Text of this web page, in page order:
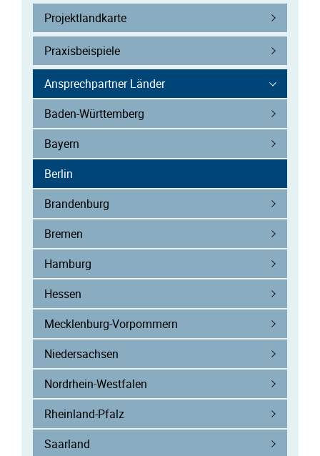
Projektlandkarte
Praxisbeispiele
Ansprechpartner Länder
Baden-Württemberg
Bayern
Berlin
Brandenburg
Bremen
Hamburg
Hessen
Mecklenburg-Vorpommern
Niedersachsen
Nordrhein-Westfalen
Rheinland-Pfalz
Saarland